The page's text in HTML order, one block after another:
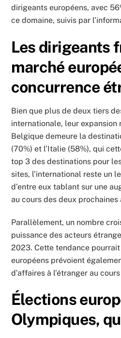
dirigeants européens, avec
ce domaine, suivis par
Les dirigeants
marché
concurrence
Bien que plus de deux tiers
internationale, leur
Belgique demeure la
(70%) et l’Italie (58%), qui
top 3 des destinations pour
sites, l’international reste un
d’entre eux tablant sur une
au cours des deux prochaines
Parallèlement, un nombre
puissance des acteurs
2023. Cette tendance
européens prévoient
d’affaires à l’étranger au
Élections
Olympiques,